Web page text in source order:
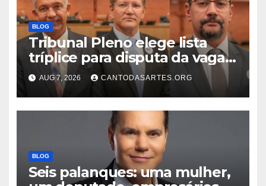
BLOG
Tribunal Pleno elege lista
tríplice para disputa da vaga
de desembargador com os
advogados Ercílio Bezerra,
Marcos Antônio e Guilherme
AUG 7, 2026 CANTODASARTES.ORG
BLOG
Seis palanques: uma mulher,